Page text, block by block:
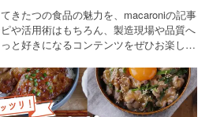
きたつの食品の魅力を、macaroniの記事
や活用術はもちろん、製造現場や品質へ
と好きになるコンテンツをぜひお楽しみ